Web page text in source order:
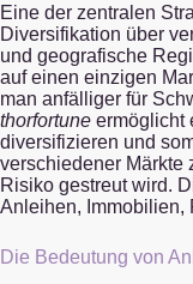
Eine der zentralen
Diversifikation über
und geografische
auf einen einzigen
man anfälliger für
thorfortune ermöglicht
diversifizieren und
verschiedener Märkte
Risiko gestreut wird.
Anleihen, Immobilien,
Die Bedeutung von